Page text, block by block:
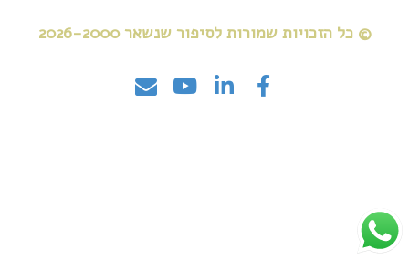
© כל הזכויות שמורות לסיפור שנשאר 2026-2000